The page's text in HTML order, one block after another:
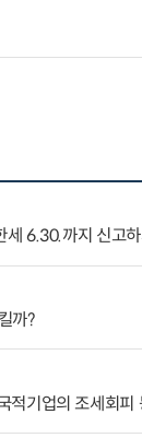
세 6.30.까지 신고
까?
적기업의 조세회피